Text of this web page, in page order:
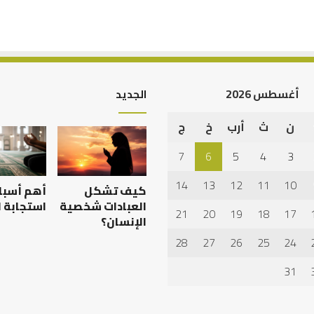
بن سعد: نموذج
الرصيد
التربوي
والطفولة
المبكرة
..
كيف
نترجم
خبرات
ما
الرصيد التربوي والطفولة
المبكرة .. كيف نترجم خبرات ما
أغسطس 2026
ن ث أرب خ
ج
3
4
5
6
7
10
11
12
13
14
17
18
19
20
21
24
25
26
27
28
31
الجديد
كيف تشكل
العبادات شخصية
الإنسان؟
أهم
استجابة